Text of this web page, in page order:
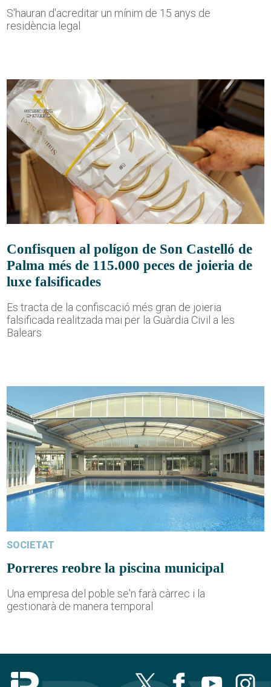
S'hauran d'acreditar un mínim de 15 anys de
residència legal
Confisquen al polígon de Son Castelló de
Palma més de 115.000 peces de joieria de
luxe falsificades
Es tracta de la confiscació més gran de joieria
falsificada realitzada mai per la Guàrdia Civil a les
Balears
SOCIETAT
Porreres reobre la piscina municipal
Una empresa del poble se'n farà càrrec i la
gestionarà de manera temporal